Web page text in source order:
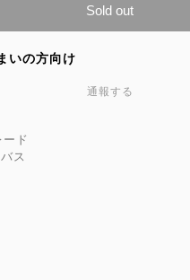
Sold out
いの方向け
通報する
ード
バス